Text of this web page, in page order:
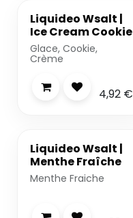
-20%
Liquideo Wsalt |
Ice Cream Cookie
Glace, Cookie,
Crème
4,92€
-20%
Liquideo Wsalt |
Menthe Fraîche
Menthe Fraiche